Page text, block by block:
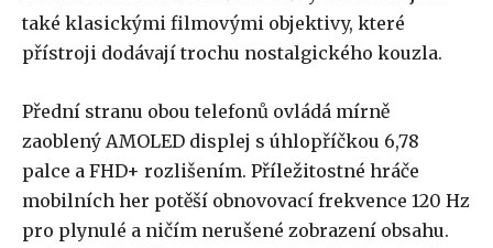
také klasickými filmovými objektivy, které
přístroji dodávají trochu nostalgického kouzla.
Přední stranu obou telefonů ovládá mírně
zaoblený AMOLED displej s úhlopříčkou 6,78
palce a FHD+ rozlišením. Příležitostné hráče
mobilních her potěší obnovovací frekvence 120 Hz
pro plynulé a ničím nerušené zobrazení obsahu.